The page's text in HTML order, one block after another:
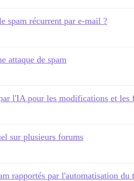
spam récurrent par e-mail ?
attaque de spam
l'IA pour les modifications et les
sur plusieurs forums
rapportés par l'automatisation